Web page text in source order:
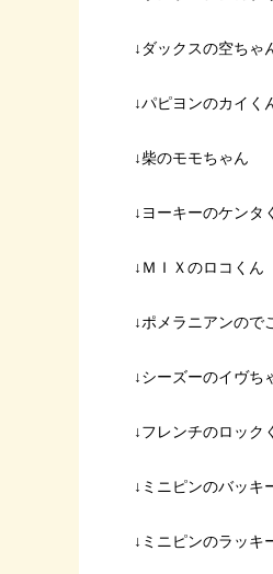
↓ダックスの空ちゃ
↓パピヨンのカイく
↓柴のモモちゃん
↓ヨーキーのケンタ
↓ＭＩＸのロコくん
↓ポメラニアンので
↓シーズーのイヴち
↓フレンチのロック
↓ミニピンのバッキ
↓ミニピンのラッキ